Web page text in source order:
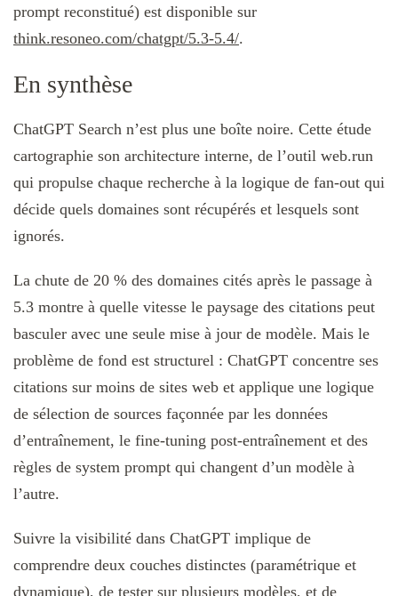
prompt reconstitué) est disponible sur
think.resoneo.com/chatgpt/5.3-5.4/.
En synthèse
ChatGPT Search n’est plus une boîte noire. Cette étude
cartographie son architecture interne, de l’outil web.run
qui propulse chaque recherche à la logique de fan-out qui
décide quels domaines sont récupérés et lesquels sont
ignorés.
La chute de 20 % des domaines cités après le passage à
5.3 montre à quelle vitesse le paysage des citations peut
basculer avec une seule mise à jour de modèle. Mais le
problème de fond est structurel : ChatGPT concentre ses
citations sur moins de sites web et applique une logique
de sélection de sources façonnée par les données
d’entraînement, le fine-tuning post-entraînement et des
règles de system prompt qui changent d’un modèle à
l’autre.
Suivre la visibilité dans ChatGPT implique de
comprendre deux couches distinctes (paramétrique et
dynamique), de tester sur plusieurs modèles, et de